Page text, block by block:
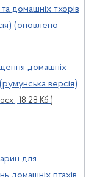
домашніх тхорів
(оновлено
домашніх
версія)
, 18.28 Кб )
для